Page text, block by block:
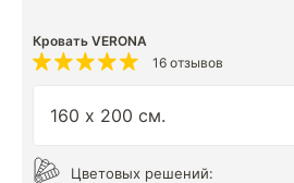
Кровать VERONA
16 отзывов
Цветовых решений: